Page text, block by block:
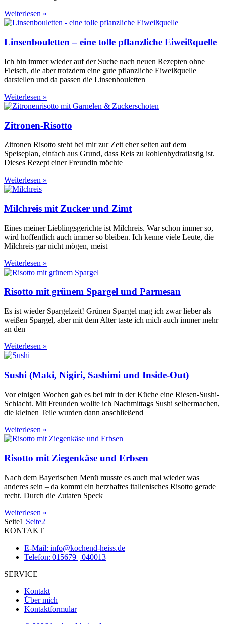
Weiterlesen »
Linsenbouletten – eine tolle pflanzliche Eiweißquelle
Ich bin immer wieder auf der Suche nach neuen Rezepten ohne
Fleisch, die aber trotzdem eine gute pflanzliche Eiweißquelle
darstellen und da passen die Linsenbouletten
Weiterlesen »
Zitronen-Risotto
Zitronen Risotto steht bei mir zur Zeit eher selten auf dem
Speiseplan, einfach aus Grund, dass Reis zu kohlenhydratlastig ist.
Dieses Rezept einer Freundin möchte
Weiterlesen »
Milchreis mit Zucker und Zimt
Eines meiner Lieblingsgerichte ist Milchreis. War schon immer so,
wird hoffentlich auch immer so bleiben. Ich kenne viele Leute, die
Milchreis gar nicht mögen, meist
Weiterlesen »
Risotto mit grünem Spargel und Parmesan
Es ist wieder Spargelzeit! Grünen Spargel mag ich zwar lieber als
weißen Spargel, aber mit dem Alter taste ich mich auch immer mehr
an den
Weiterlesen »
Sushi (Maki, Nigiri, Sashimi und Inside-Out)
Vor einigen Wochen gab es bei mir in der Küche eine Riesen-Sushi-
Schlacht. Mit Freunden wollte ich Nachmittags Sushi selbermachen,
die kleinen Teile wurden dann anschließend
Weiterlesen »
Risotto mit Ziegenkäse und Erbsen
Nach dem Bayerischen Menü musste es auch mal wieder was
anderes sein – da kommt ein herzhaftes italienisches Risotto gerade
recht. Durch die Zutaten Speck
Weiterlesen »
Seite1 Seite2
KONTAKT
E-Mail: info@kochend-heiss.de
Telefon: 015679 | 040013
SERVICE
Kontakt
Über mich
Kontaktformular